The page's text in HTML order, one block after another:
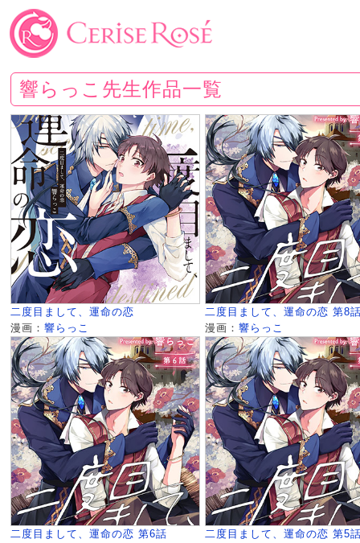
響らっこ先生作品一覧
二度目まして、運命の恋
漫画： 響らっこ
二度目まして、運命の恋 第8
漫画： 響らっこ
二度目まして、運命の恋 第6話
二度目まして、運命の恋 第5